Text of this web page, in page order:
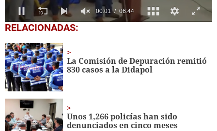
0
of
minutes,
44
seconds
RELACIONADAS:
La Comisión de Depuración remitió
830 casos a la Didapol
Unos 1,266 policías han sido
denunciados en cinco meses